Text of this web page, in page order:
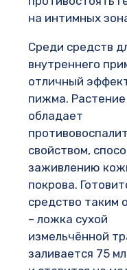
на интимных
Среди средств
внутреннего
отличный
пижма. Растение
обладает
свойством,
заживлению
покрова.
средство таким
– ложка сухой
измельчённой
заливается 75